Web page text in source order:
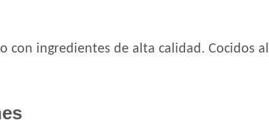
ingredientes de alta calidad. Cocidos al